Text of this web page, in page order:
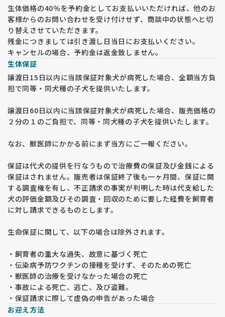
生体価格の40％を予約金としてお支払いいただければ、他のお
客様からのお問い合わせを受け付けせず、商談中の状態へと切
り替えさせていただきます。
残金につきましては引き渡し日当日にお支払いください。
キャンセルの場合、予約金は返金致しません。
生体保証
譲渡日15日以内に当該保証対象犬が病死した場合、全額当方負
担で同等・同犬種の子犬を提供いたします。
譲渡日60日以内に当該保証対象犬が病死した場合、販売価格の
２分の１のご負担で、同等・同犬種の子犬を提供いたします。
なお、獣医師にかかる前にまず当方にご一報ください。
保証は代犬の提供を行なうもので治療費の保証及び金銭による
保証はされません。販売者は保証終了後も一ヶ月間、保証に関
する調査権を有し、不正請求の事実が判明した時は代支給した
犬の評価金額及びその調査・回収のために要した経費を飼育者
に対し請求できるものとします。
生命保証に関して、以下の場合は除外されます。
・飼育者の重大な過失、故意に基づく死亡
・伝染病予防ワクチンの接種を受けず、そのための死亡
・獣医師の治療を受けなかった場合の死亡
・事故による死亡、逃亡、及び盗難。
・保証請求に際して虚偽の申告があった場合
お迎え方法